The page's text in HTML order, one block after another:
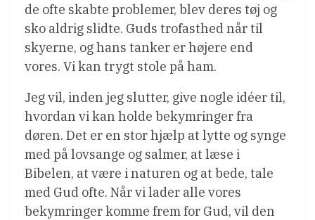
de ofte skabte problemer, blev deres tøj og
sko aldrig slidte. Guds trofasthed når til
skyerne, og hans tanker er højere end
vores. Vi kan trygt stole på ham.
Jeg vil, inden jeg slutter, give nogle idéer til,
hvordan vi kan holde bekymringer fra
døren. Det er en stor hjælp at lytte og synge
med på lovsange og salmer, at læse i
Bibelen, at være i naturen og at bede, tale
med Gud ofte. Når vi lader alle vores
bekymringer komme frem for Gud, vil den